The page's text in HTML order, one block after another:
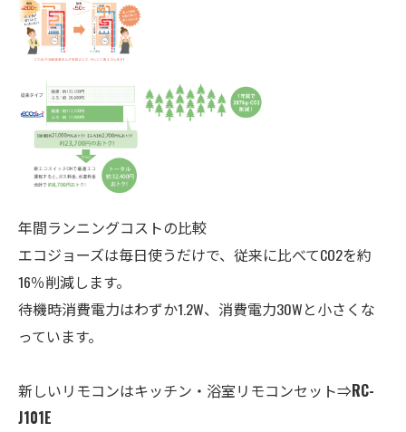
年間ランニングコストの比較
エコジョーズは毎日使うだけで、従来に比べてCO2を約
16％削減します。
待機時消費電力はわずか1.2W、消費電力30Wと小さくな
っています。
新しいリモコンはキッチン・ 浴室リモコンセット⇒RC-
J101E